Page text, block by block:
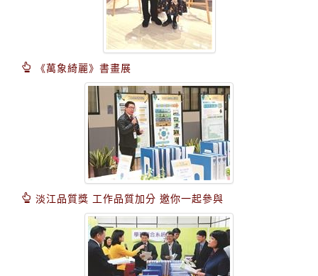
《萬象綺麗》書畫展
淡江品質獎 工作品質加分 邀你一起參與